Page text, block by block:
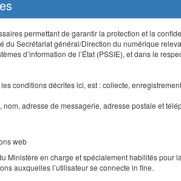
permettant de garantir la protection et la
Secrétariat général/Direction du numérique
d’information de l’État (PSSIE), et dans le
conditions décrites ici, est : collecte,
adresse de messagerie, adresse postale et
web
Ministère en charge et spécialement habilités pour
auxquelles l’utilisateur se connecte in fine.